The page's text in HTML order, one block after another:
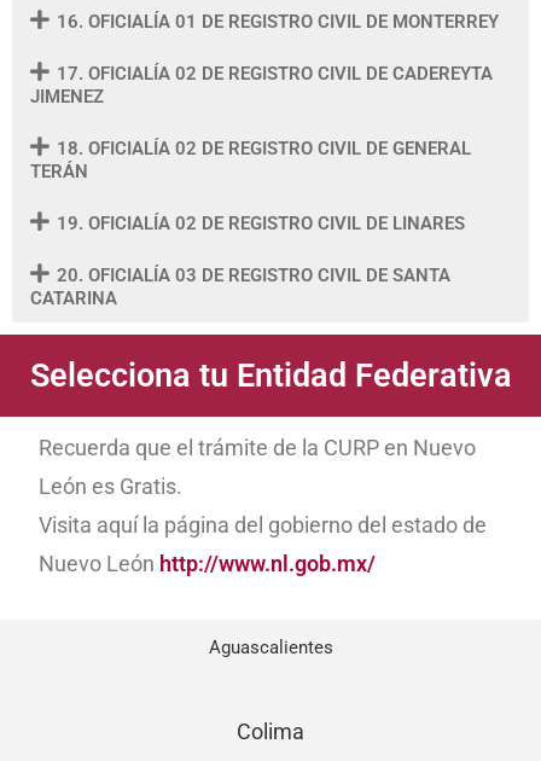
16. OFICIALÍA 01 DE REGISTRO CIVIL DE MONTERREY
17. OFICIALÍA 02 DE REGISTRO CIVIL DE CADEREYTA
JIMENEZ
18. OFICIALÍA 02 DE REGISTRO CIVIL DE GENERAL
TERÁN
19. OFICIALÍA 02 DE REGISTRO CIVIL DE LINARES
20. OFICIALÍA 03 DE REGISTRO CIVIL DE SANTA
CATARINA
Selecciona tu Entidad Federativa
Recuerda que el trámite de la CURP en Nuevo
León es Gratis.
Visita aquí la página del gobierno del estado de
Nuevo León http://www.nl.gob.mx/
Aguascalientes
Colima